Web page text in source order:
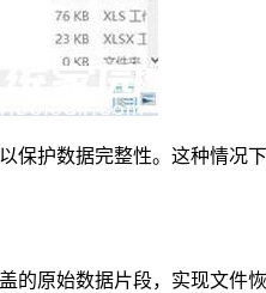
保护数据完整性。这种情况
原始数据片段，实现文件